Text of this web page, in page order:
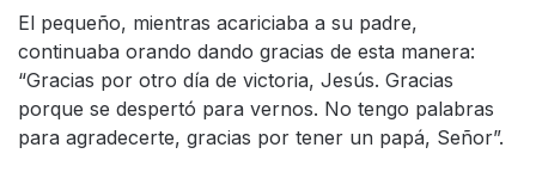
El pequeño, mientras acariciaba a su padre,
continuaba orando dando gracias de esta manera:
“Gracias por otro día de victoria, Jesús. Gracias
porque se despertó para vernos. No tengo palabras
para agradecerte, gracias por tener un papá, Señor”.